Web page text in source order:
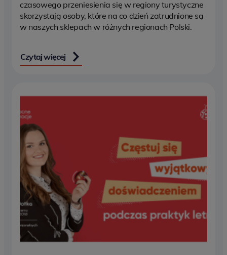
czasowego przeniesienia się w regiony turystyczne
skorzystają osoby, które na co dzień zatrudnione są
w naszych sklepach w różnych regionach Polski.
Czytaj więcej